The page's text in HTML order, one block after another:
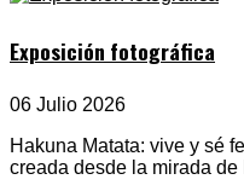
Exposición fotográfica
06 Julio 2026
Hakuna Matata: vive y sé
creada desde la mirada de